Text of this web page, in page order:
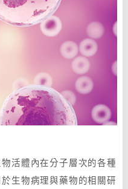
活體內在分子層次的各種
生物病理與藥物的相關研